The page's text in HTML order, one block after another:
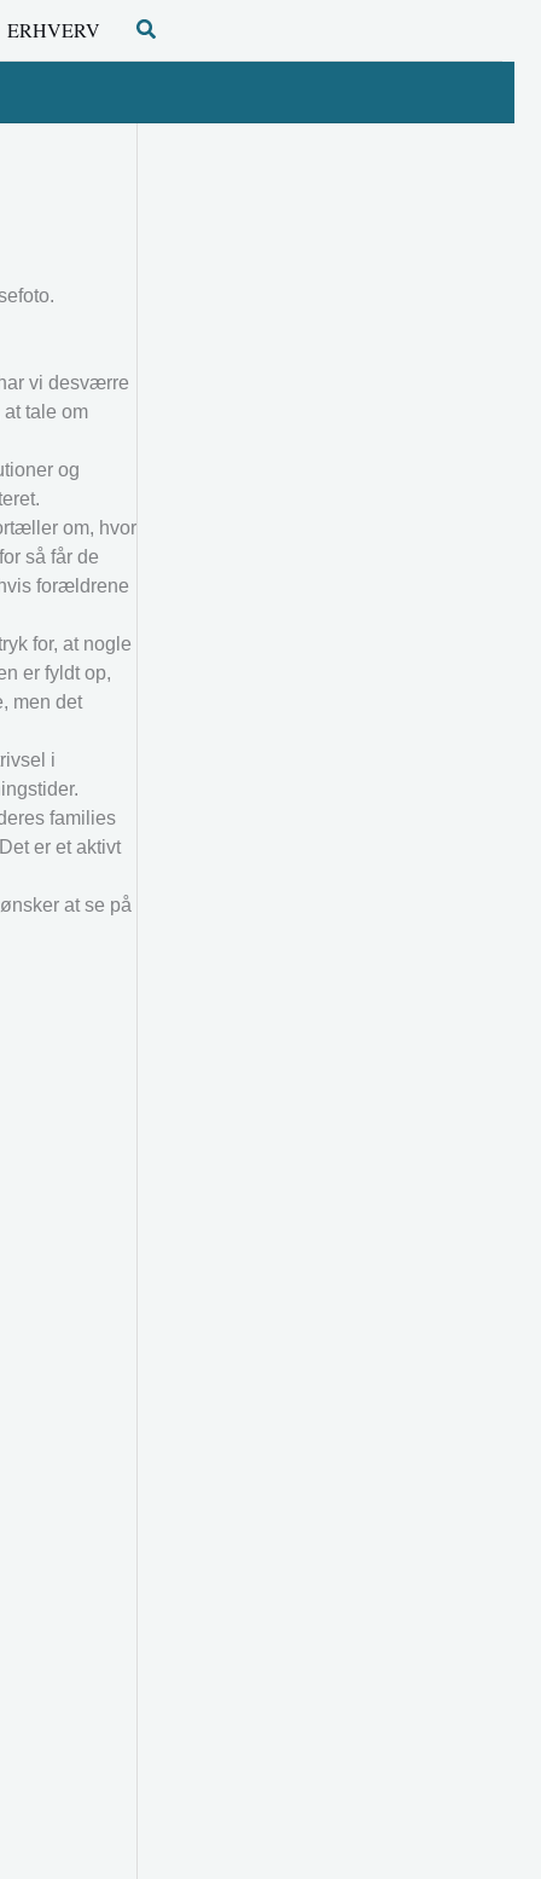
ERHVERV Søg
vi desværre
tale om
og
om, hvor
så får de
forældrene
for, at nogle
er fyldt op,
men det
i
families
er et aktivt
at se på